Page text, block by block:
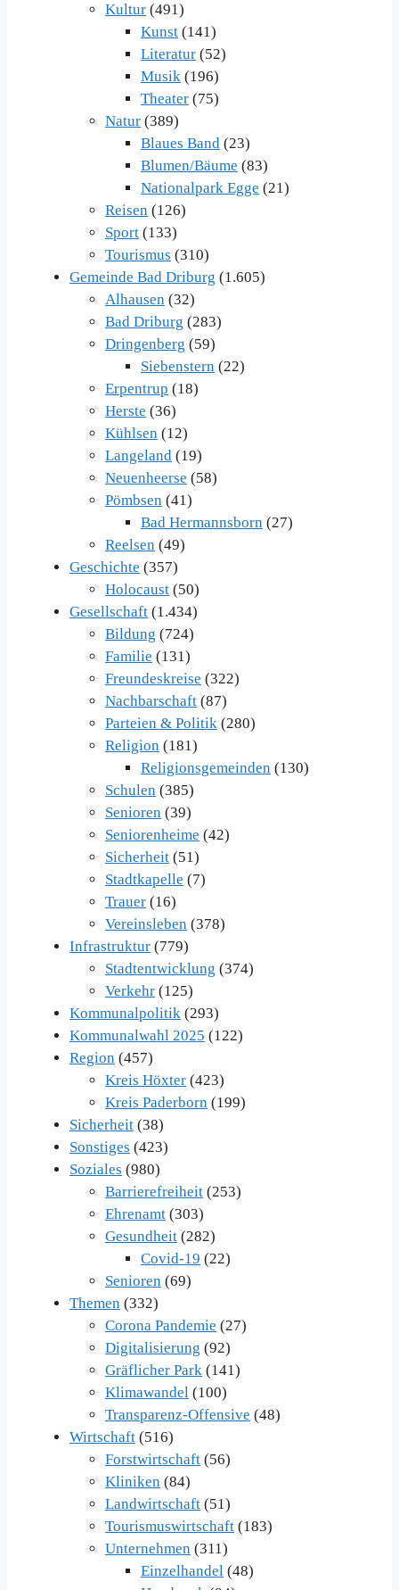
Kultur (491)
Kunst (141)
Literatur (52)
Musik (196)
Theater (75)
Natur (389)
Blaues Band (23)
Blumen/Bäume (83)
Nationalpark Egge (21)
Reisen (126)
Sport (133)
Tourismus (310)
Gemeinde Bad Driburg (1.605)
Alhausen (32)
Bad Driburg (283)
Dringenberg (59)
Siebenstern (22)
Erpentrup (18)
Herste (36)
Kühlsen (12)
Langeland (19)
Neuenheerse (58)
Pömbsen (41)
Bad Hermannsborn (27)
Reelsen (49)
Geschichte (357)
Holocaust (50)
Gesellschaft (1.434)
Bildung (724)
Familie (131)
Freundeskreise (322)
Nachbarschaft (87)
Parteien & Politik (280)
Religion (181)
Religionsgemeinden (130)
Schulen (385)
Senioren (39)
Seniorenheime (42)
Sicherheit (51)
Stadtkapelle (7)
Trauer (16)
Vereinsleben (378)
Infrastruktur (779)
Stadtentwicklung (374)
Verkehr (125)
Kommunalpolitik (293)
Kommunalwahl 2025 (122)
Region (457)
Kreis Höxter (423)
Kreis Paderborn (199)
Sicherheit (38)
Sonstiges (423)
Soziales (980)
Barrierefreiheit (253)
Ehrenamt (303)
Gesundheit (282)
Covid-19 (22)
Senioren (69)
Themen (332)
Corona Pandemie (27)
Digitalisierung (92)
Gräflicher Park (141)
Klimawandel (100)
Transparenz-Offensive (48)
Wirtschaft (516)
Forstwirtschaft (56)
Kliniken (84)
Landwirtschaft (51)
Tourismuswirtschaft (183)
Unternehmen (311)
Einzelhandel (48)